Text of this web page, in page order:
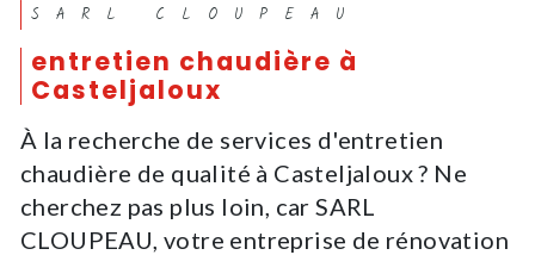
SARL CLOUPEAU
entretien chaudière à
Casteljaloux
À la recherche de services d'entretien
chaudière de qualité à Casteljaloux ? Ne
cherchez pas plus loin, car SARL
CLOUPEAU, votre entreprise de rénovation